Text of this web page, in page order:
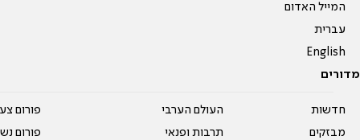
המייל האדום
עברית
English
מדורים
חדשות
מבזקים
העולם הערבי
תרבות ופנאי
פורום
פורום